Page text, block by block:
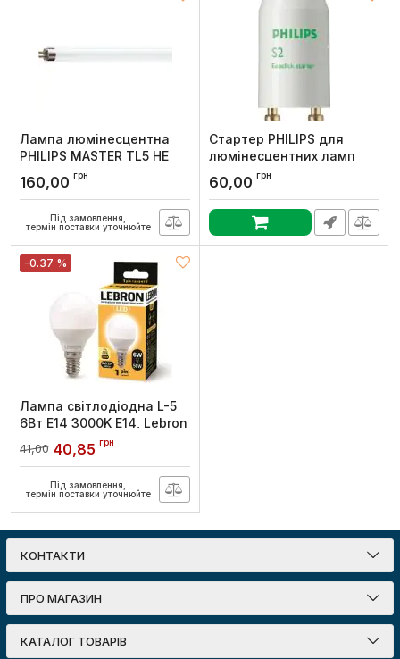
Лампа люмінесцентна
PHILIPS MASTER TL5 HE
14W/840 SLV/40
Артикул:
160,00 грн
Під замовлення,
термін поставки уточнюйте
Стартер PHILIPS для
люмінесцентних ламп
для послідовної схеми S2
4-22W SER 220-240V WH
EUR
928390720229
60,00 грн
-0.37 %
Лампа світлодіодна L-5
6Вт Е14 3000K E14, Lebron
Артикул:11-12-19
41,00 40,85 грн
Під замовлення,
термін поставки уточнюйте
КОНТАКТИ
ПРО МАГАЗИН
КАТАЛОГ ТОВАРІВ